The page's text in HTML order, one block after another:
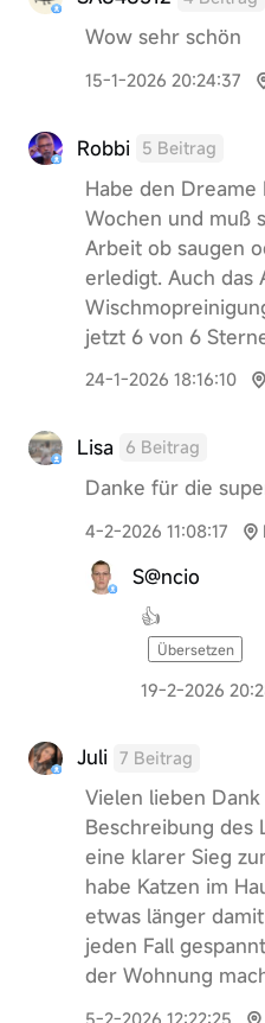
Wow sehr schön
15-1-2026 20:24:37
Robbi 5 Beitrag
Habe den Dreame
Wochen und muß
Arbeit ob saugen
erledigt. Auch das
jetzt 6 von 6
24-1-2026 18:16:10
Lisa 6 Beitrag
Danke für die
4-2-2026 11:08:17
S@ncio
👍
Übersetzen
19-2-2026
Juli 7 Beitrag
Vielen lieben
Beschreibung
eine klarer Sieg
habe Katzen im
etwas länger
jeden Fall
der Wohnung